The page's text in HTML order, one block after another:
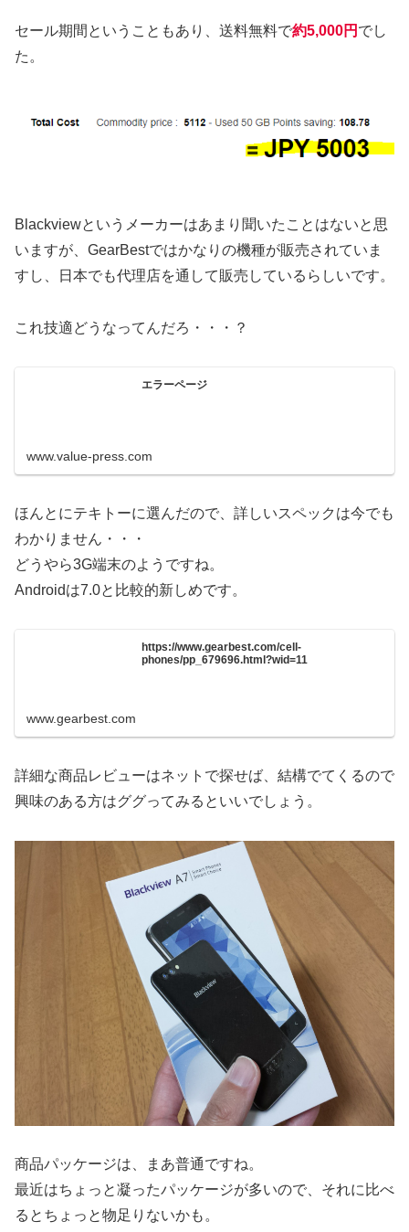
セール期間ということもあり、送料無料で約5,000円 でし
た。
Blackviewというメーカーはあまり聞いたことはないと思
いますが、GearBestではかなりの機種が販売されていま
すし、日本でも代理店を通して販売しているらしいです。
これ技適どうなってんだろ・・・？
エラーページ
www.value-press.com
ほんとにテキトーに選んだので、詳しいスペックは今でも
わかりません・・・
どうやら3G端末のようですね。
Androidは7.0と比較的新しめです。
https://www.gearbest.com/cell-
phones/pp_679696.html?wid=11
www.gearbest.com
詳細な商品レビューはネットで探せば、結構でてくるので
興味のある方はググってみるといいでしょう。
商品パッケージは、まあ普通ですね。
最近はちょっと凝ったパッケージが多いので、それに比べ
るとちょっと物足りないかも。